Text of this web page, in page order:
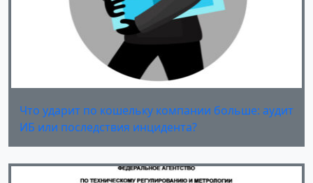
Что ударит по кошельку компании больше: аудит
ИБ или последствия инцидента?